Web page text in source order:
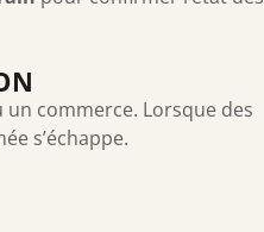
commerce. Lorsque des
s’échappe.